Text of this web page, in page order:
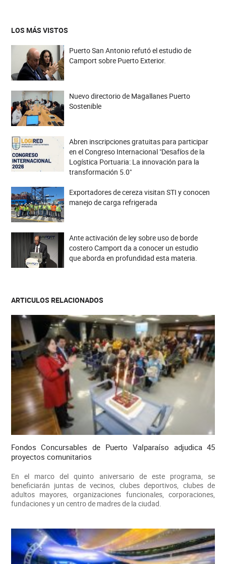
LOS MÁS VISTOS
Puerto San Antonio refutó el estudio de
Camport sobre Puerto Exterior.
Nuevo directorio de Magallanes Puerto
Sostenible
Abren inscripciones gratuitas para participar
en el Congreso Internacional "Desafíos de la
Logística Portuaria: La innovación para la
transformación 5.0"
Exportadores de cereza visitan STI y conocen
manejo de carga refrigerada
Ante activación de ley sobre uso de borde
costero Camport da a conocer un estudio
que aborda en profundidad esta materia.
ARTICULOS RELACIONADOS
Fondos Concursables de Puerto Valparaíso adjudica 45
proyectos comunitarios
En el marco del quinto aniversario de este programa, se
beneficiarán juntas de vecinos, clubes deportivos, clubes de
adultos mayores, organizaciones funcionales, corporaciones,
fundaciones y un centro de madres de la ciudad.